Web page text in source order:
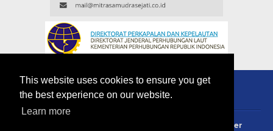
This website uses cookies to ensure you get
the best experience on our website.
Learn more
Disclaimer